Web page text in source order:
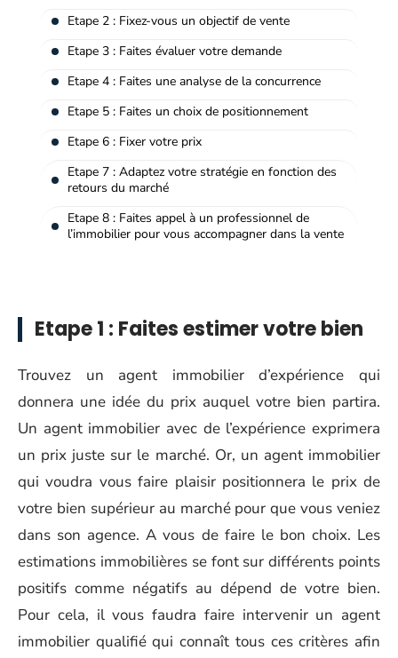
Etape 2 : Fixez-vous un objectif de vente
Etape 3 : Faites évaluer votre demande
Etape 4 : Faites une analyse de la concurrence
Etape 5 : Faites un choix de positionnement
Etape 6 : Fixer votre prix
Etape 7 : Adaptez votre stratégie en fonction des
retours du marché
Etape 8 : Faites appel à un professionnel de
l’immobilier pour vous accompagner dans la vente
Etape 1 : Faites estimer votre bien
Trouvez un agent immobilier d’expérience qui
donnera une idée du prix auquel votre bien partira.
Un agent immobilier avec de l’expérience exprimera
un prix juste sur le marché. Or, un agent immobilier
qui voudra vous faire plaisir positionnera le prix de
votre bien supérieur au marché pour que vous veniez
dans son agence. A vous de faire le bon choix. Les
estimations immobilières se font sur différents points
positifs comme négatifs au dépend de votre bien.
Pour cela, il vous faudra faire intervenir un agent
immobilier qualifié qui connaît tous ces critères afin